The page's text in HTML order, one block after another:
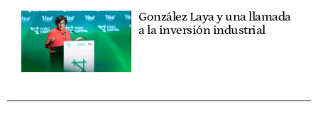
González Laya y una llamada
a la inversión industrial